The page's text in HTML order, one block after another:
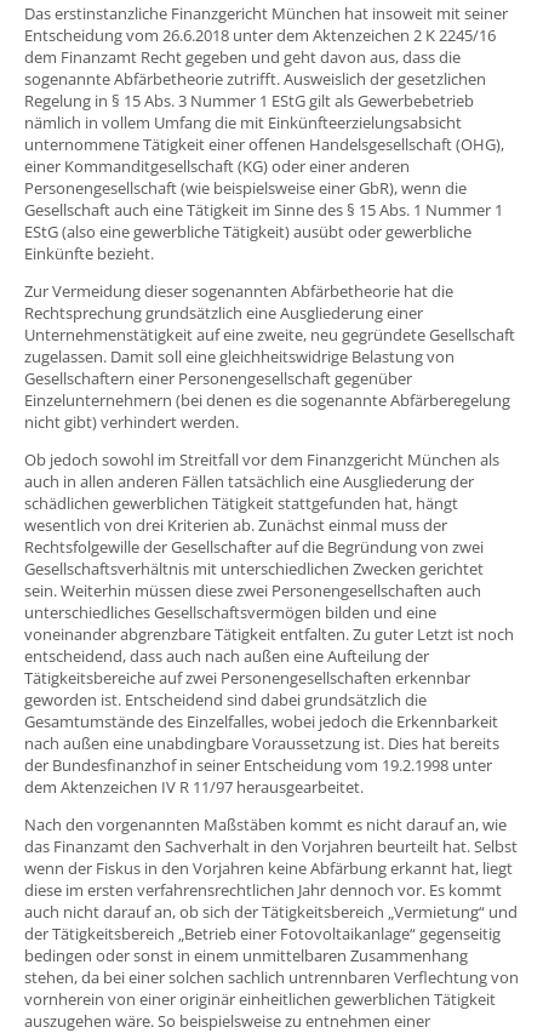
Das erstinstanzliche Finanzgericht München hat insoweit mit seiner
Entscheidung vom 26.6.2018 unter dem Aktenzeichen 2 K 2245/16
dem Finanzamt Recht gegeben und geht davon aus, dass die
sogenannte Abfärbetheorie zutrifft. Ausweislich der gesetzlichen
Regelung in § 15 Abs. 3 Nummer 1 EStG gilt als Gewerbebetrieb
nämlich in vollem Umfang die mit Einkünfteerzielungsabsicht
unternommene Tätigkeit einer offenen Handelsgesellschaft (OHG),
einer Kommanditgesellschaft (KG) oder einer anderen
Personengesellschaft (wie beispielsweise einer GbR), wenn die
Gesellschaft auch eine Tätigkeit im Sinne des § 15 Abs. 1 Nummer 1
EStG (also eine gewerbliche Tätigkeit) ausübt oder gewerbliche
Einkünfte bezieht.
Zur Vermeidung dieser sogenannten Abfärbetheorie hat die
Rechtsprechung grundsätzlich eine Ausgliederung einer
Unternehmenstätigkeit auf eine zweite, neu gegründete Gesellschaft
zugelassen. Damit soll eine gleichheitswidrige Belastung von
Gesellschaftern einer Personengesellschaft gegenüber
Einzelunternehmern (bei denen es die sogenannte Abfärberegelung
nicht gibt) verhindert werden.
Ob jedoch sowohl im Streitfall vor dem Finanzgericht München als
auch in allen anderen Fällen tatsächlich eine Ausgliederung der
schädlichen gewerblichen Tätigkeit stattgefunden hat, hängt
wesentlich von drei Kriterien ab. Zunächst einmal muss der
Rechtsfolgewille der Gesellschafter auf die Begründung von zwei
Gesellschaftsverhältnis mit unterschiedlichen Zwecken gerichtet
sein. Weiterhin müssen diese zwei Personengesellschaften auch
unterschiedliches Gesellschaftsvermögen bilden und eine
voneinander abgrenzbare Tätigkeit entfalten. Zu guter Letzt ist noch
entscheidend, dass auch nach außen eine Aufteilung der
Tätigkeitsbereiche auf zwei Personengesellschaften erkennbar
geworden ist. Entscheidend sind dabei grundsätzlich die
Gesamtumstände des Einzelfalles, wobei jedoch die Erkennbarkeit
nach außen eine unabdingbare Voraussetzung ist. Dies hat bereits
der Bundesfinanzhof in seiner Entscheidung vom 19.2.1998 unter
dem Aktenzeichen IV R 11/97 herausgearbeitet.
Nach den vorgenannten Maßstäben kommt es nicht darauf an, wie
das Finanzamt den Sachverhalt in den Vorjahren beurteilt hat. Selbst
wenn der Fiskus in den Vorjahren keine Abfärbung erkannt hat, liegt
diese im ersten verfahrensrechtlichen Jahr dennoch vor. Es kommt
auch nicht darauf an, ob sich der Tätigkeitsbereich „Vermietung“ und
der Tätigkeitsbereich „Betrieb einer Fotovoltaikanlage“ gegenseitig
bedingen oder sonst in einem unmittelbaren Zusammenhang
stehen, da bei einer solchen sachlich untrennbaren Verflechtung von
vornherein von einer originär einheitlichen gewerblichen Tätigkeit
auszugehen wäre. So beispielsweise zu entnehmen einer